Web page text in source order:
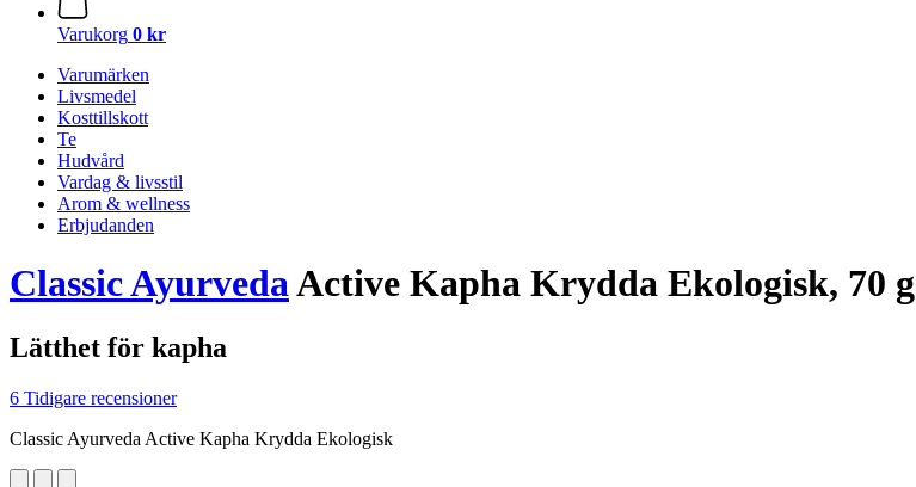
Varukorg 0 kr
Varumärken
Livsmedel
Kosttillskott
Te
Hudvård
Vardag & livsstil
Arom & wellness
Erbjudanden
Classic AyurvedaActive Kapha Krydda Ekologisk, 70 g
Lätthet för kapha
6 Tidigare recensioner
Classic Ayurveda Active Kapha Krydda Ekologisk